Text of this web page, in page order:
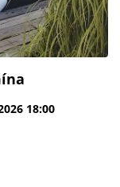
18:00